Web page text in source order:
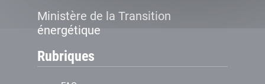
Ministère de la Transition
énergétique
Rubriques